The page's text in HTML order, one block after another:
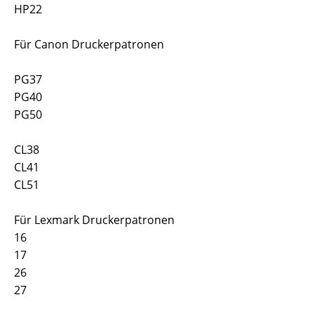
HP22
Für Canon Druckerpatronen
PG37
PG40
PG50
CL38
CL41
CL51
Für Lexmark Druckerpatronen
16
17
26
27